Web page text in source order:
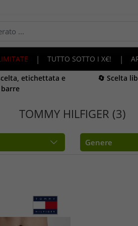
| TUTTO SOTTO I X€! |
etichettata e
🔄 Scelta
TOMMY HILFIGER (3)
Genere